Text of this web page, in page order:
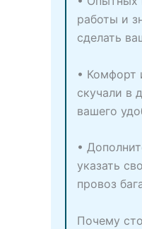
работы и
сделать
• Комфорт
скучали в
вашего
•
указать
провоз
Почему